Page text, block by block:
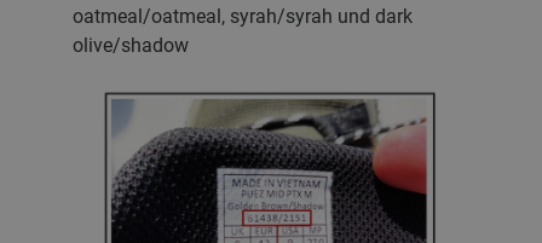
oatmeal/oatmeal, syrah/syrah und dark
olive/shadow